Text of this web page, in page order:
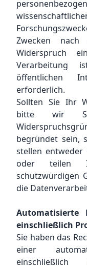
Zwecken
Widerspruch
Verarbeitung
öffentlichen
erforderlich.
Sollten Sie Ihr
bitte wir
begründet sein,
stellen
oder teilen
schutzwürdigen
die
Automatisierte
einschließlich
Sie haben das
einer